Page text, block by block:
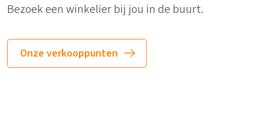
Bezoek een winkelier bij jou in de buurt.
Onze verkooppunten